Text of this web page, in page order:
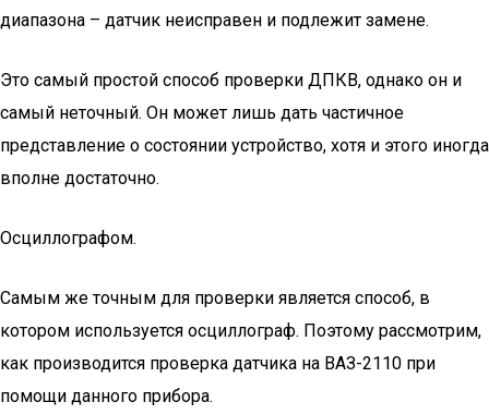
диапазона – датчик неисправен и подлежит замене.
Это самый простой способ проверки ДПКВ, однако он и
самый неточный. Он может лишь дать частичное
представление о состоянии устройство, хотя и этого иногда
вполне достаточно.
Осциллографом.
Самым же точным для проверки является способ, в
котором используется осциллограф. Поэтому рассмотрим,
как производится проверка датчика на ВАЗ-2110 при
помощи данного прибора.